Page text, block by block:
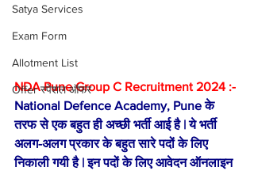
Satya Services
Exam Form
Allotment List
Offer स्पेशल ऑफर
NDA Pune Group C Recruitment 2024 :-
National Defence Academy, Pune के
तरफ से एक बहुत ही अच्छी भर्ती आई है | ये भर्ती
अलग-अलग प्रकार के बहुत सारे पदों के लिए
निकाली गयी है | इन पदों के लिए आवेदन ऑनलाइन